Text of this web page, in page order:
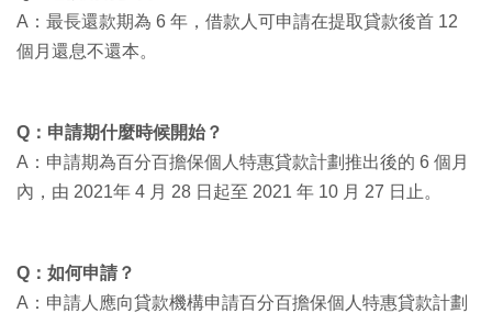
A：最長還款期為 6 年，借款人可申請在提取貸款後首 12
個月還息不還本。
Q：申請期什麼時候開始？
A：申請期為百分百擔保個人特惠貸款計劃推出後的 6 個月
內，由 2021年 4 月 28 日起至 2021 年 10 月 27 日止。
Q：如何申請？
A：申請人應向貸款機構申請百分百擔保個人特惠貸款計劃